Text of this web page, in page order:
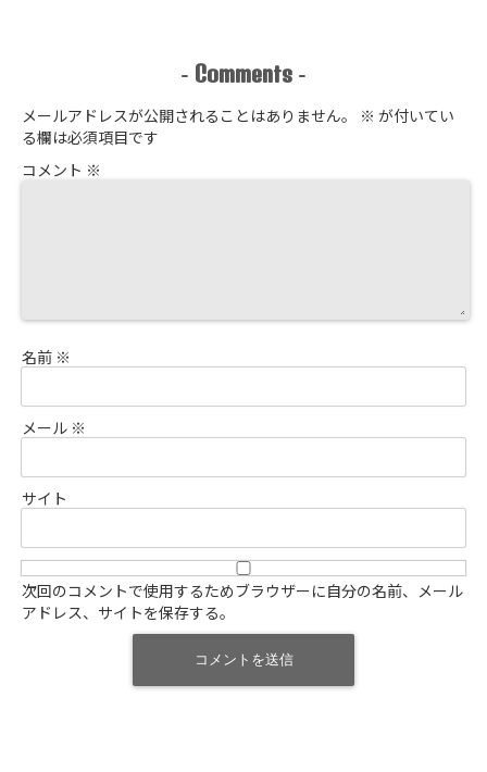
- Comments -
メールアドレスが公開されることはありません。 ※ が付いてい
る欄は必須項目です
コメント ※
名前 ※
メール ※
サイト
次回のコメントで使用するためブラウザーに自分の名前、メール
アドレス、サイトを保存する。